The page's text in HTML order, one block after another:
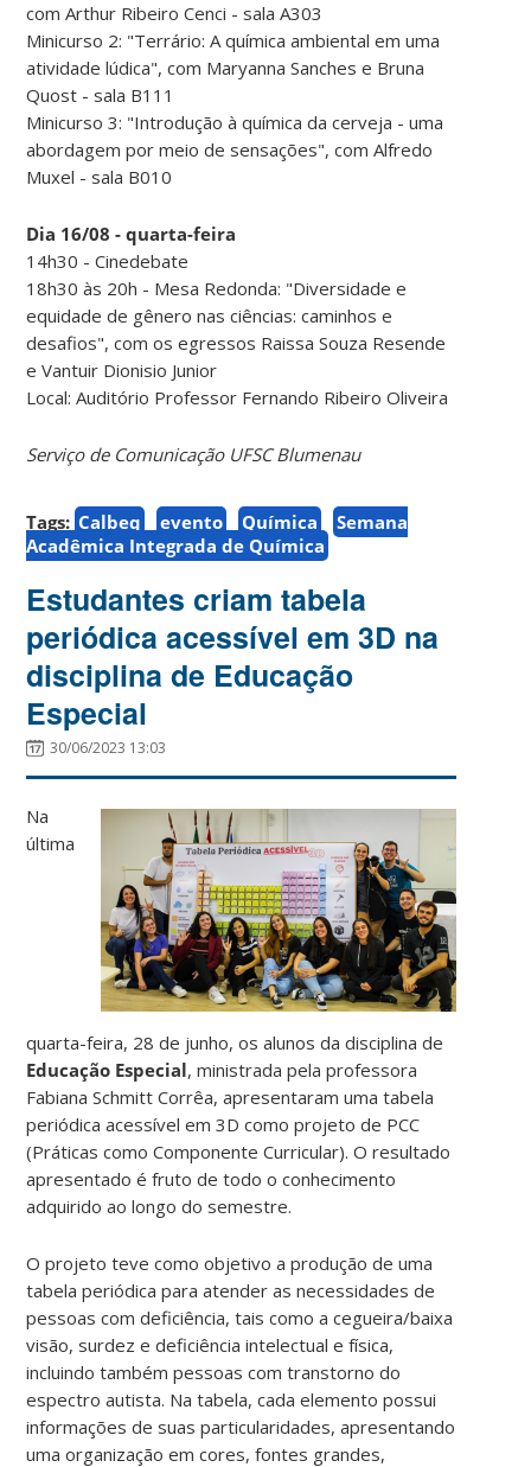
com Arthur Ribeiro Cenci - sala A303
Minicurso 2: "Terrário: A química ambiental em uma
atividade lúdica", com Maryanna Sanches e Bruna
Quost - sala B111
Minicurso 3: "Introdução à química da cerveja - uma
abordagem por meio de sensações", com Alfredo
Muxel - sala B010
Dia 16/08 - quarta-feira
14h30 - Cinedebate
18h30 às 20h - Mesa Redonda: "Diversidade e
equidade de gênero nas ciências: caminhos e
desafios", com os egressos Raissa Souza Resende
e Vantuir Dionisio Junior
Local: Auditório Professor Fernando Ribeiro Oliveira
Serviço de Comunicação UFSC Blumenau
Tags: Calbeq evento Química
Semana
Acadêmica Integrada de Química
Estudantes criam tabela
periódica acessível em 3D na
disciplina de Educação
Especial
30/06/2023 13:03
Na
última
quarta-feira, 28 de junho, os alunos da disciplina de
Educação Especial, ministrada pela professora
Fabiana Schmitt Corrêa, apresentaram uma tabela
periódica acessível em 3D como projeto de PCC
(Práticas como Componente Curricular). O resultado
apresentado é fruto de todo o conhecimento
adquirido ao longo do semestre.
O projeto teve como objetivo a produção de uma
tabela periódica para atender as necessidades de
pessoas com deficiência, tais como a cegueira/baixa
visão, surdez e deficiência intelectual e física,
incluindo também pessoas com transtorno do
espectro autista. Na tabela, cada elemento possui
informações de suas particularidades, apresentando
uma organização em cores, fontes grandes,